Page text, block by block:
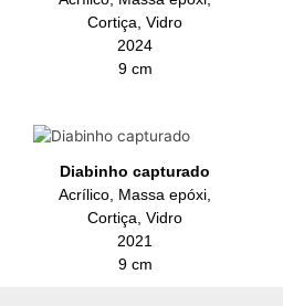
Cortiça, Vidro
2024
9 cm
Diabinho capturado
Acrílico, Massa epóxi,
Cortiça, Vidro
2021
9 cm